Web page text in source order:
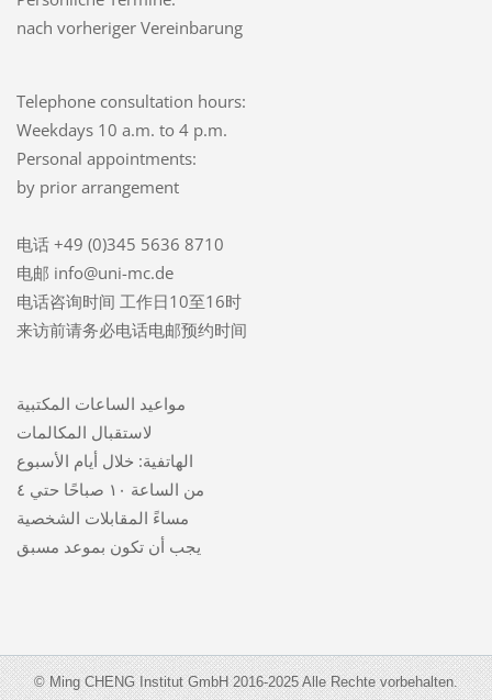
nach vorheriger Vereinbarung
Telephone consultation hours:
Weekdays 10 a.m. to 4 p.m.
Personal appointments:
by prior arrangement
电话 +49 (0)345 5636 8710
电邮 info@uni-mc.de
电话咨询时间 工作日10至16时
来访前请务必电话电邮预约时间
مواعيد الساعات المكتبية
لاستقبال المكالمات
الهاتفية: خلال أيام الأسبوع
من الساعة ١٠ صباحًا حتي ٤
مساءً المقابلات الشخصية
يجب أن تكون بموعد مسبق
© Ming CHENG Institut GmbH 2016-2025 Alle Rechte vorbehalten.